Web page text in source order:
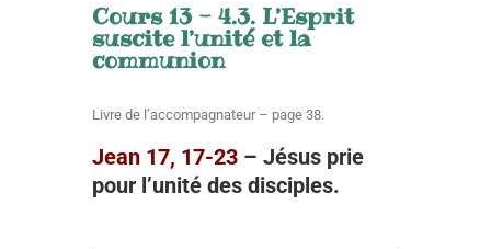
Cours 13 - 4.3. L’Esprit
suscite l’unité et la
communion
Livre de l’accompagnateur – page 38.
Jean 17, 17-23 – Jésus prie
pour l’unité des disciples.